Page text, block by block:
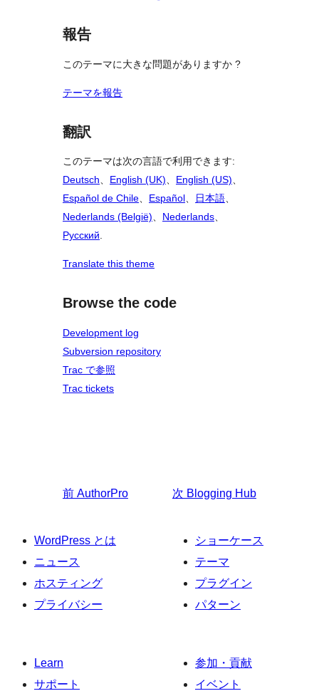
報告
このテーマに大きな問題がありますか ?
テーマを報告
翻訳
このテーマは次の言語で利用できます:
Deutsch、 English (UK)、 English (US)、
Español de Chile、 Español、 日本語、
Nederlands (België)、 Nederlands、
Русский.
Translate this theme
Browse the code
Development log
Subversion repository
Trac で参照
Trac tickets
前 AuthorPro 次 Blogging Hub
WordPress とは
ニュース
ホスティング
プライバシー
ショーケース
テーマ
プラグイン
パターン
Learn
サポート
参加・貢献
イベント